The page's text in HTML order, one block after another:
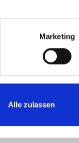
Marketing
Alle zulassen
die wir keinen
auf den